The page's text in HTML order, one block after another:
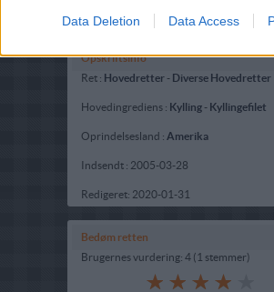
Data Deletion Data Access
Opskriftsinfo
Ret : Hovedretter - Diverse Hovedretter
Hovedingrediens : Kylling - Kyllingefilet
Oprindelsesland : Amerika
Indsendt : 2005-03-28
Redigeret: 2020-01-31
Bedøm retten
Brugernes vurdering: 4 (1 stemmer)